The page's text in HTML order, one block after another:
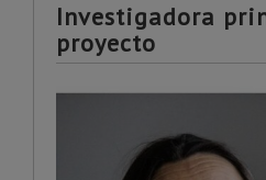
Investigadora
proyecto